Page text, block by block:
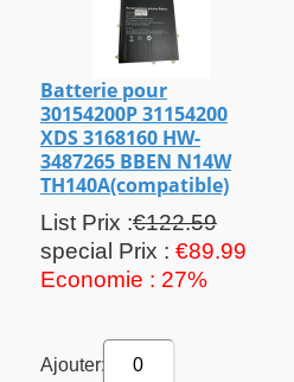
Batterie pour
30154200P 31154200
XDS 3168160 HW-
3487265 BBEN N14W
TH140A(compatible)
List Prix :€122.59
special Prix : €89.99
Economie : 27%
Ajouter: 0